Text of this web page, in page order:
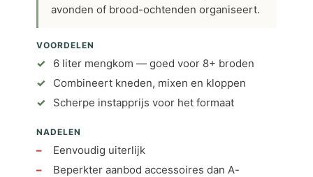
avonden of brood-ochtenden organiseert.
VOORDELEN
6 liter mengkom — goed voor 8+ broden
Combineert kneden, mixen en kloppen
Scherpe instapprijs voor het formaat
NADELEN
Eenvoudig uiterlijk
Beperkter aanbod accessoires dan A-